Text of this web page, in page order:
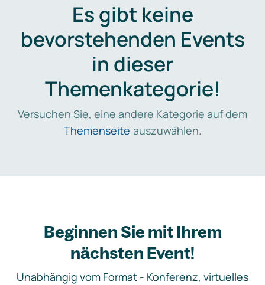
Es gibt keine
bevorstehenden Events
in dieser
Themenkategorie!
Versuchen Sie, eine andere Kategorie auf dem
Themenseite auszuwählen.
Beginnen Sie mit Ihrem
nächsten Event!
Unabhängig vom Format - Konferenz, virtuelles